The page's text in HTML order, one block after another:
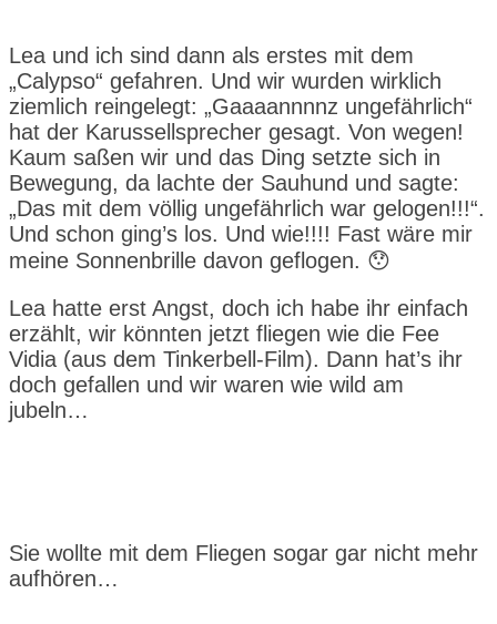
Lea und ich sind dann als erstes mit dem
„Calypso“ gefahren. Und wir wurden wirklich
ziemlich reingelegt: „Gaaaannnnz ungefährlich“
hat der Karussellsprecher gesagt. Von wegen!
Kaum saßen wir und das Ding setzte sich in
Bewegung, da lachte der Sauhund und sagte:
„Das mit dem völlig ungefährlich war gelogen!!!“.
Und schon ging’s los. Und wie!!!! Fast wäre mir
meine Sonnenbrille davon geflogen. 😯
Lea hatte erst Angst, doch ich habe ihr einfach
erzählt, wir könnten jetzt fliegen wie die Fee
Vidia (aus dem Tinkerbell-Film). Dann hat’s ihr
doch gefallen und wir waren wie wild am
jubeln…
Sie wollte mit dem Fliegen sogar gar nicht mehr
aufhören…